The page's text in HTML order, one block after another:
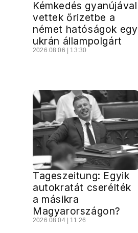
Kémkedés gyanújával
vettek őrizetbe a
német hatóságok egy
ukrán állampolgárt
2026.08.06 | 13:30
Tageszeitung: Egyik
autokratát cserélték
a másikra
Magyarországon?
2026.08.04 | 11:26